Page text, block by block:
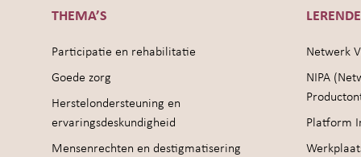
THEMA’S
Participatie en rehabilitatie
Goede zorg
Herstelondersteuning en
ervaringsdeskundigheid
Mensenrechten en destigmatisering
Netwerk
NIPA
Platform